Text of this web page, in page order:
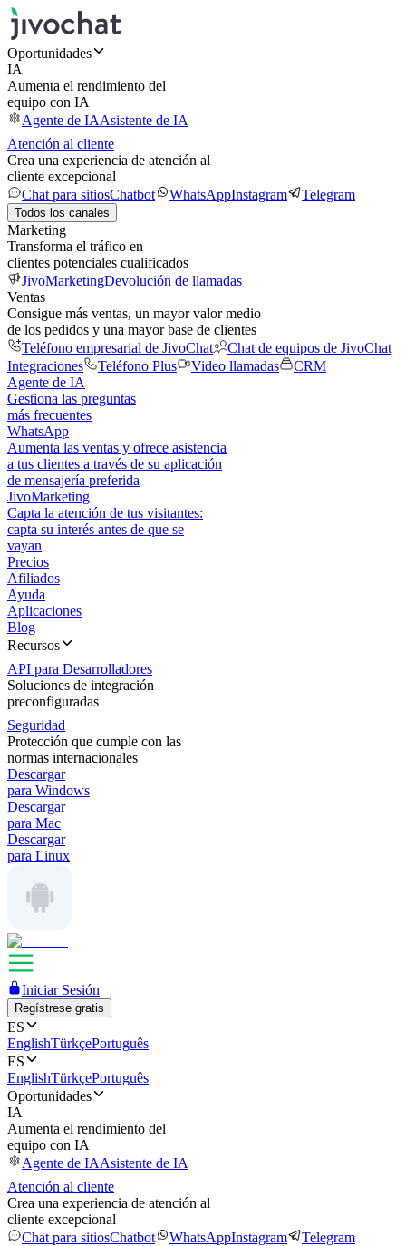
Oportunidades
IA
Aumenta el rendimiento del
equipo con IA
Agente de IAAsistente de IA
Atención al cliente
Crea una experiencia de atención al
cliente excepcional
Chat para sitiosChatbot WhatsAppInstagram Telegram
Todos los canales
Marketing
Transforma el tráfico en
clientes potenciales cualificados
JivoMarketingDevolución de llamadas
Ventas
Consigue más ventas, un mayor valor medio
de los pedidos y una mayor base de clientes
Teléfono empresarial de JivoChat
Chat de equipos de JivoChat
Integraciones
Teléfono Plus Video llamadas
CRM
Agente de IA
Gestiona las preguntas
más frecuentes
WhatsApp
Aumenta las ventas y ofrece asistencia
a tus clientes a través de su aplicación
de mensajería preferida
JivoMarketing
Capta la atención de tus visitantes:
capta su interés antes de que se
vayan
Precios
Afiliados
Ayuda
Aplicaciones
Blog
Recursos
API para Desarrolladores
Soluciones de integración
preconfiguradas
Seguridad
Protección que cumple con las
normas internacionales
Descargar
para Windows
Descargar
para Mac
Descargar
para Linux
Iniciar Sesión
Regístrese gratis
ES
EnglishTürkçePortuguês
ES
EnglishTürkçePortuguês
Oportunidades
IA
Aumenta el rendimiento del
equipo con IA
Agente de IAAsistente de IA
Atención al cliente
Crea una experiencia de atención al
cliente excepcional
Chat para sitiosChatbot WhatsAppInstagram Telegram